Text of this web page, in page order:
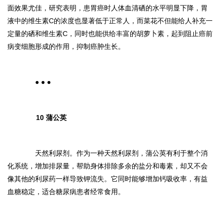
面效果尤佳，研究表明，患胃癌时人体血清硒的水平明显下降，胃
液中的维生素C的浓度也显著低于正常人，而菜花不但能给人补充一
定量的硒和维生素C，同时也能供给丰富的胡萝卜素，起到阻止癌前
病变细胞形成的作用，抑制癌肿生长。
● ● ●
10 蒲公英
天然利尿剂。作为一种天然利尿剂，蒲公英有利于整个消
化系统，增加排尿量，帮助身体排除多余的盐分和毒素，却又不会
像其他的利尿药一样导致钾流失。它同时能够增加钙吸收率，有益
血糖稳定，适合糖尿病患者经常食用。